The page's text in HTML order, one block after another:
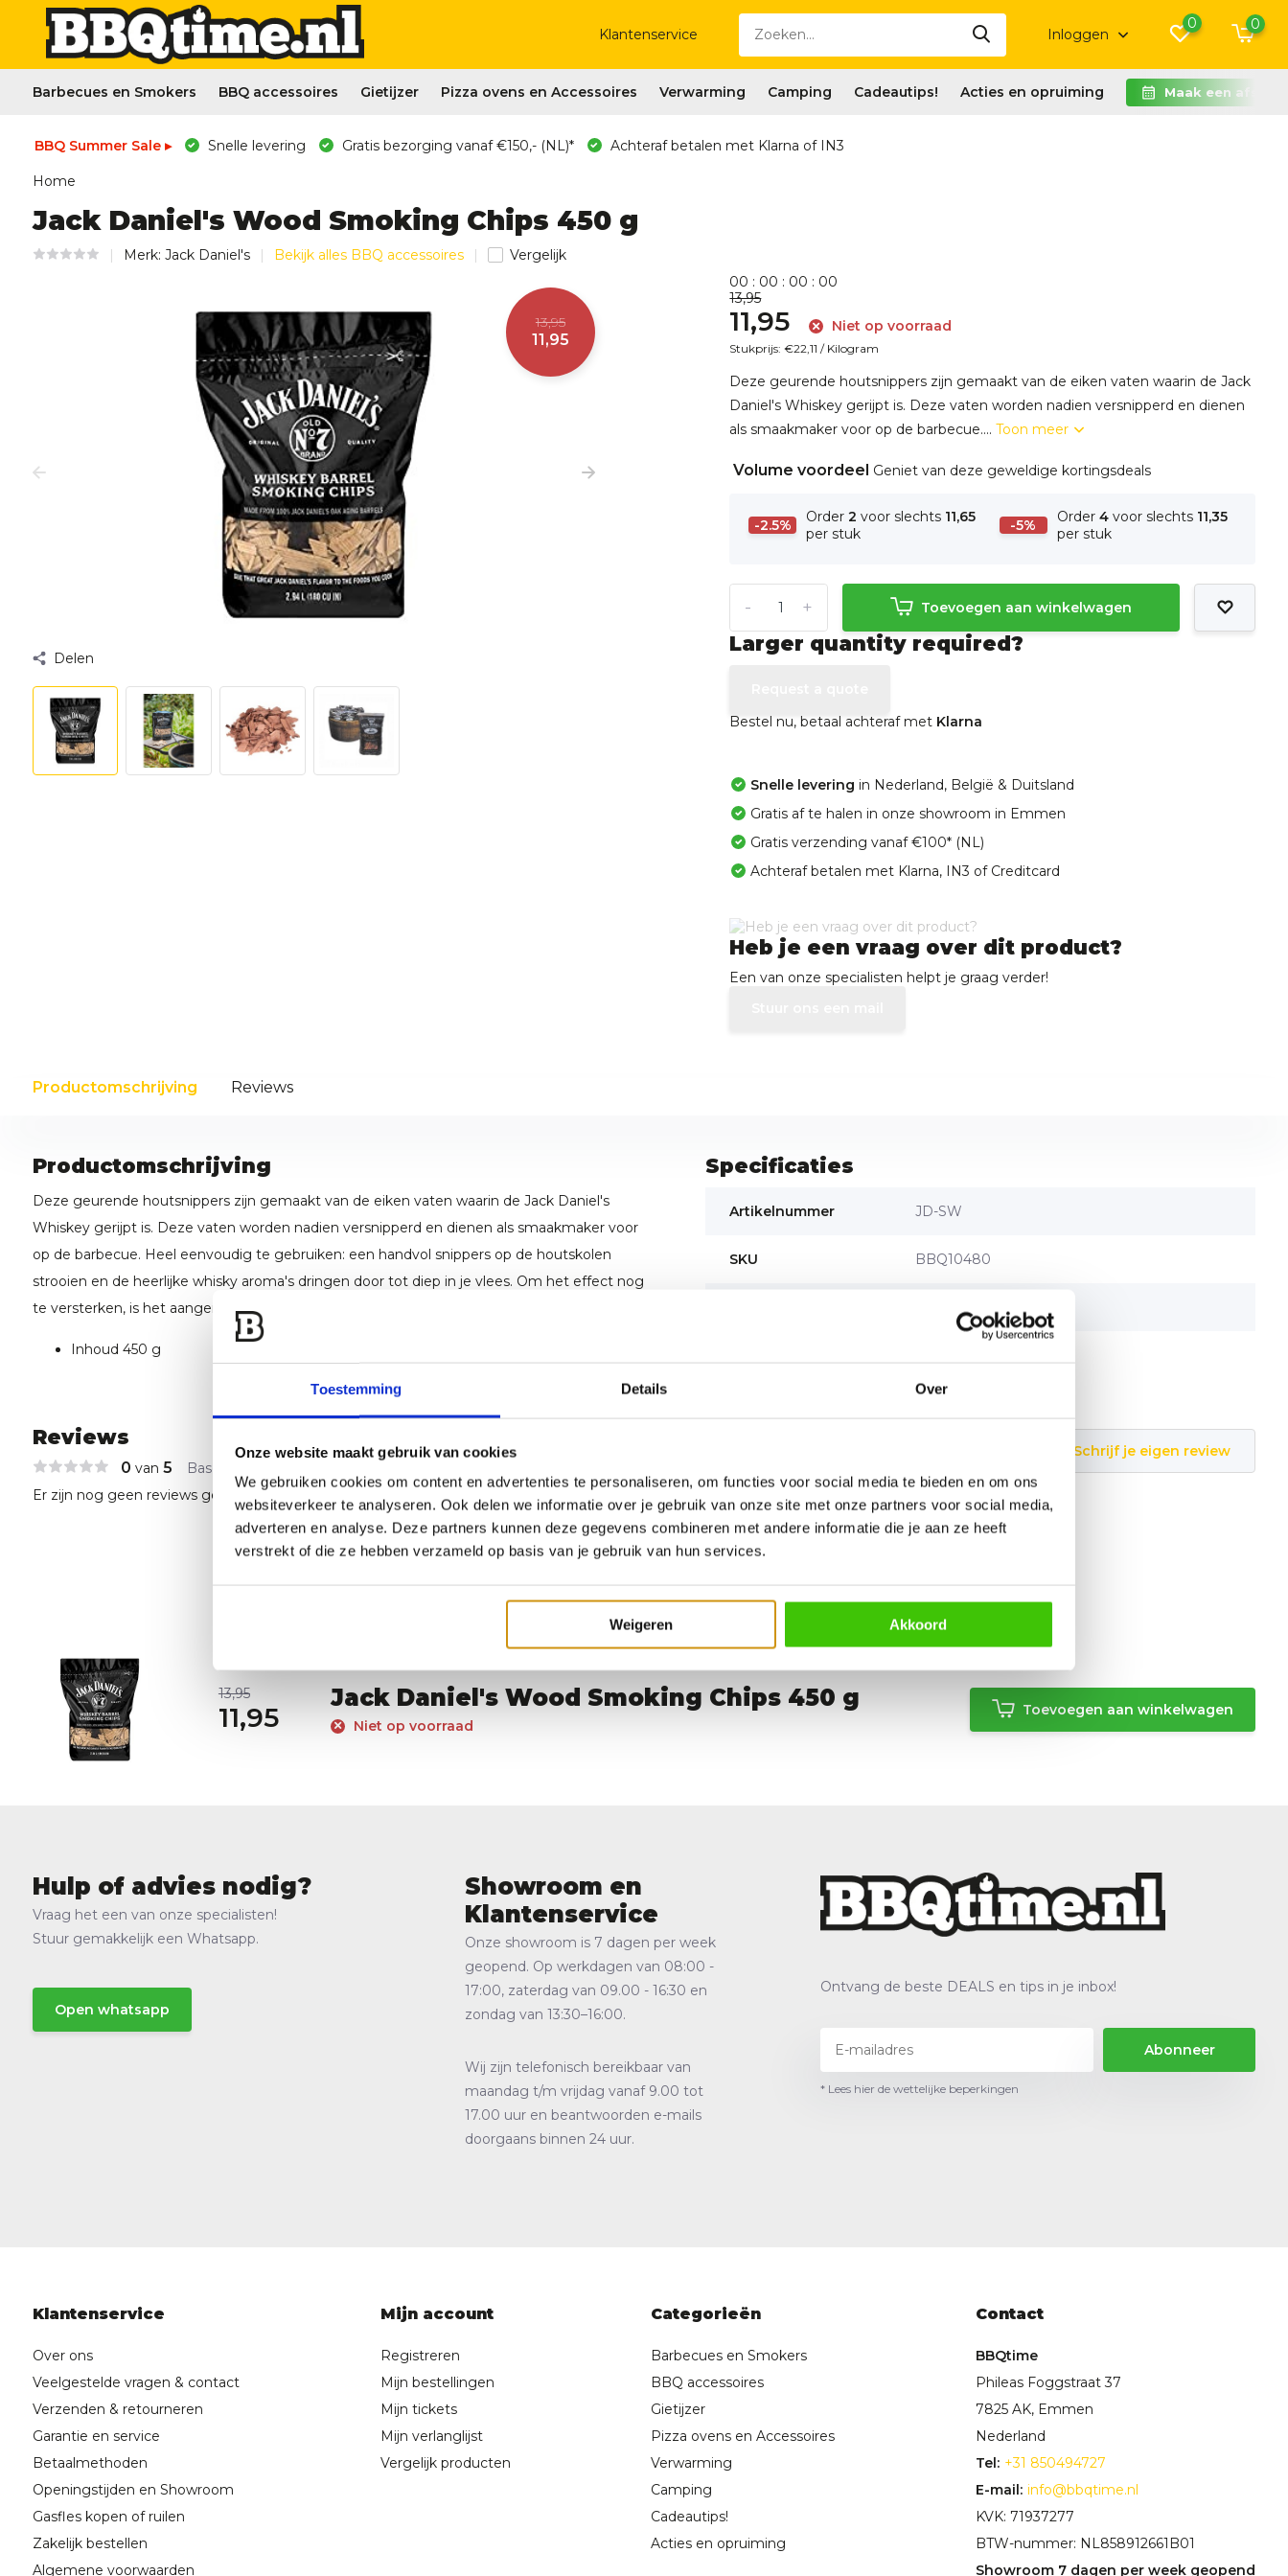
Toestemming Details Over
Onze website maakt gebruik van cookies
We gebruiken cookies om content en advertenties te personaliseren, om functies voor social media te bieden en om ons
websiteverkeer te analyseren. Ook delen we informatie over je gebruik van onze site met onze partners voor social media,
adverteren en analyse. Deze partners kunnen deze gegevens combineren met andere informatie die je aan ze heeft
verstrekt of die ze hebben verzameld op basis van je gebruik van hun services.
Weigeren Akkoord
Klantenservice Inloggen
0 0
Barbecues en Smokers BBQ accessoires Gietijzer Pizza ovens en Accessoires Verwarming Camping Cadeautips! Acties en opruiming Maak een
BBQ Summer Sale ▸ Snelle levering Gratis bezorging vanaf €150,- (NL)* Achteraf betalen met Klarna of IN3
Home
Jack Daniel's Wood Smoking Chips 450 g
Merk: Jack Daniel's Bekijk alles BBQ accessoires Vergelijk
13,95
11,95
Delen
00 : 00 : 00 : 00
13,95
11,95 Niet op voorraad
Stukprijs:€22,11 / Kilogram
Deze geurende houtsnippers zijn gemaakt van de eiken vaten waarin de Jack
Daniel's Whiskey gerijpt is. Deze vaten worden nadien versnipperd en dienen
als smaakmaker voor op de barbecue....Toon meer
Volume voordeel Geniet van deze geweldige kortingsdeals
-2.5% Order2 voor slechts 11,65
per stuk
-5% Order 4voor slechts 11,35
per stuk
+
- Toevoegen aan winkelwagen
Larger quantity required?
Bestel nu, betaal achteraf met Klarna
Snelle levering in Nederland, België & Duitsland
Gratis af te halen in onze showroom in Emmen
Gratis verzending vanaf €100* (NL)
Achteraf betalen met Klarna, IN3 of Creditcard
Heb je een vraag over dit product?
Een van onze specialisten helpt je graag verder!
Productomschrijving Reviews
Productomschrijving
Deze geurende houtsnippers zijn gemaakt van de eiken vaten waarin de Jack Daniel's
Whiskey gerijpt is. Deze vaten worden nadien versnipperd en dienen als smaakmaker voor
op de barbecue. Heel eenvoudig te gebruiken: een handvol snippers op de houtskolen
strooien en de heerlijke whisky aroma's dringen door tot diep in je vlees. Om het effect nog
te versterken, is het aangeraden de snippers eerst een kwartiertje in water te drenken.
Inhoud 450 g
Specificaties
Artikelnummer JD-SW
SKU BBQ10480
078342017499
Reviews
0 van 5 Based on 0 reviews
Schrijf je eigen review
Er zijn nog geen reviews geschreven over dit product..
13,95
11,95
Jack Daniel's Wood Smoking Chips 450 g
Niet op voorraad
Toevoegen aan winkelwagen
Hulp of advies nodig?
Vraag het een van onze specialisten!
Stuur gemakkelijk een Whatsapp.
Open whatsapp
Showroom en
Klantenservice
Onze showroom is 7 dagen per week
geopend. Op werkdagen van 08:00 -
17:00, zaterdag van 09.00 - 16:30 en
zondag van 13:30–16:00.
Wij zijn telefonisch bereikbaar van
maandag t/m vrijdag vanaf 9.00 tot
17.00 uur en beantwoorden e-mails
doorgaans binnen 24 uur.
Ontvang de beste DEALS en tips in je inbox!
Abonneer
* Lees hier de wettelijke beperkingen
Klantenservice
Over ons
Veelgestelde vragen & contact
Verzenden & retourneren
Garantie en service
Betaalmethoden
Openingstijden en Showroom
Gasfles kopen of ruilen
Zakelijk bestellen
Algemene voorwaarden
Mijn account
Registreren
Mijn bestellingen
Mijn tickets
Mijn verlanglijst
Vergelijk producten
Categorieën
Barbecues en Smokers
BBQ accessoires
Gietijzer
Pizza ovens en Accessoires
Verwarming
Camping
Cadeautips!
Acties en opruiming
Contact
BBQtime
Phileas Foggstraat 37
7825 AK, Emmen
Nederland
Tel: +31 850494727
E-mail: info@bbqtime.nl
KVK: 71937277
BTW-nummer: NL858912661B01
Showroom 7 dagen per week geopend